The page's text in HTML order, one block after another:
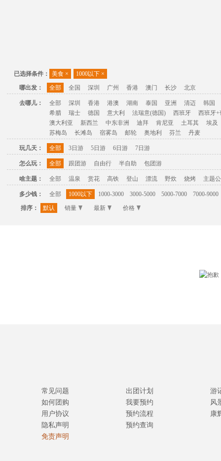
已选择条件： 美食 × 1000以下 ×
哪出发：
全部 全国 深圳 广州 香港 澳门 长沙 北京
去哪儿： 全部 深圳 香港 港澳 湖南 泰国 亚洲 清迈
韩国
希腊
瑞士 德国 意大利 法瑞意(德国) 西班牙
西班牙+
澳大利亚
新西兰 中东非洲 迪拜 肯尼亚 土耳其
埃及
苏梅岛
长滩岛 宿雾岛 邮轮 奥地利 芬兰 丹麦
玩几天： 全部 3日游 5日游 6日游 7日游
怎么玩： 全部 跟团游 自由行 半自助 包团游
啥主题： 全部 温泉 赏花 高铁 登山 漂流 野炊 烧烤 主题
多少钱： 全部 1000以下 1000-3000 3000-5000 5000-7000
7000-9000
排序：
默认 销量 最新 价格
常见问题
如何团购
用户协议
隐私声明
免责声明
出团计划
我要预约
预约流程
预约查询
游
风
康